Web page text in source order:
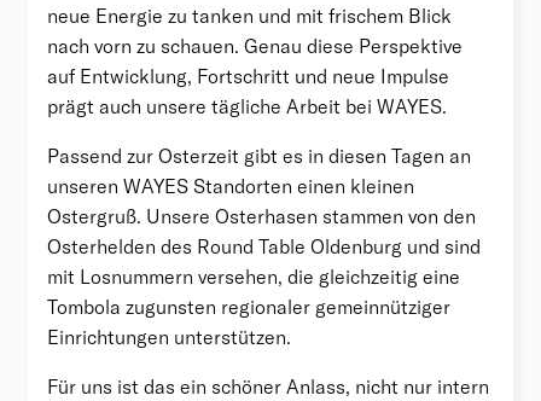
neue Energie zu tanken und mit frischem Blick
nach vorn zu schauen. Genau diese Perspektive
auf Entwicklung, Fortschritt und neue Impulse
prägt auch unsere tägliche Arbeit bei WAYES.
Passend zur Osterzeit gibt es in diesen Tagen an
unseren WAYES Standorten einen kleinen
Ostergruß. Unsere Osterhasen stammen von den
Osterhelden des Round Table Oldenburg und sind
mit Losnummern versehen, die gleichzeitig eine
Tombola zugunsten regionaler gemeinnütziger
Einrichtungen unterstützen.
Für uns ist das ein schöner Anlass, nicht nur intern